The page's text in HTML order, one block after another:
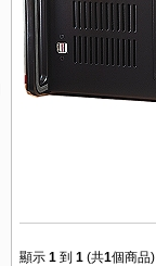
顯示 1到 1(共1個商品)